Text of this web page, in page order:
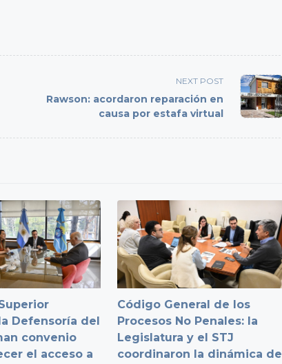
NEXT POST
Rawson: acordaron reparación en
causa por estafa virtual
Defensoría del
convenio
el acceso a
Código General de los
Procesos No Penales: la
Legislatura y el STJ
coordinaron la dinámica de